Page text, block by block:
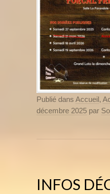
Publié dans Accueil,
décembre 2025 par
INFOS